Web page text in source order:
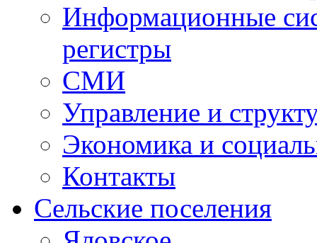
Информационные
регистры
СМИ
Управление и
Экономика и
Контакты
Сельские поселения